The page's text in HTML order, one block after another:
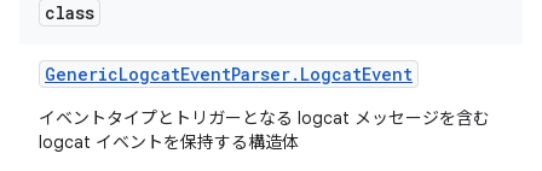
class
GenericLogcatEventParser. LogcatEvent
イベントタイプとトリガーとなる logcat メッセージを含む
logcat イベントを保持する構造体